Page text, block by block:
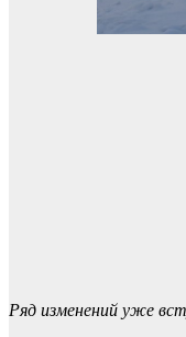
Ряд изменений уже